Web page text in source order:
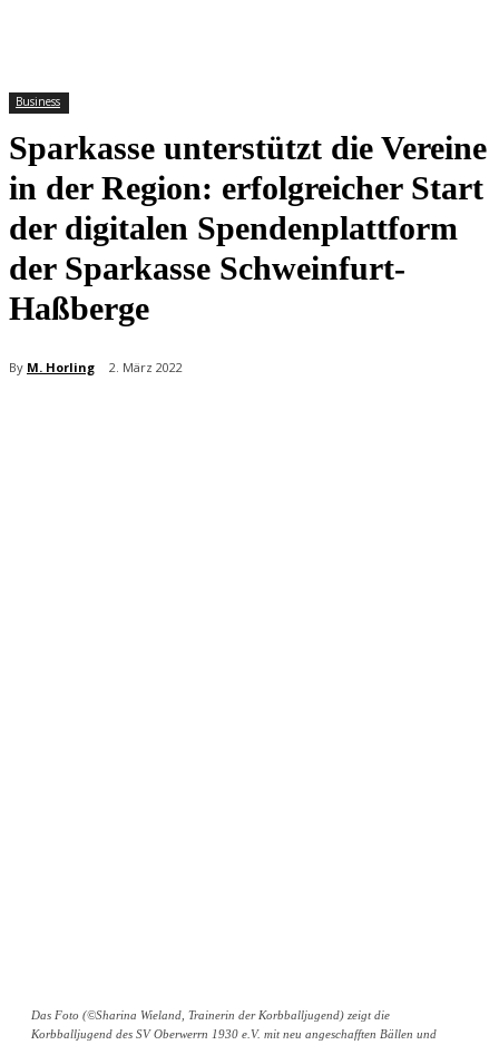
Business
Sparkasse unterstützt die Vereine
in der Region: erfolgreicher Start
der digitalen Spendenplattform
der Sparkasse Schweinfurt-
Haßberge
By M. Horling 2. März 2022
Das Foto (©Sharina Wieland, Trainerin der Korbballjugend) zeigt die
Korbballjugend des SV Oberwerrn 1930 e.V. mit neu angeschafften Bällen und